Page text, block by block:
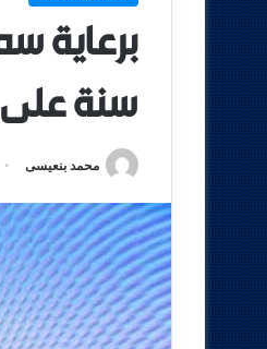
برعاية
سنة
محمد بنعيسى